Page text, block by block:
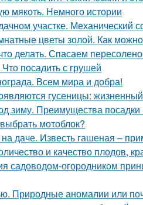
мякоть. Немного истории
участке. Механический
цветы золой. Как
делать. Спасаем
посадить с грушей
Всем мира и добра!
гусеницы:
зиму. Преимущества
мотоблок?
даче. Известь гашеная –
и качество плодов,
садоводом-огородником
Природные аномалии или